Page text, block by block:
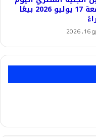
الجمعة 17 يوليو 2026 بيعًا